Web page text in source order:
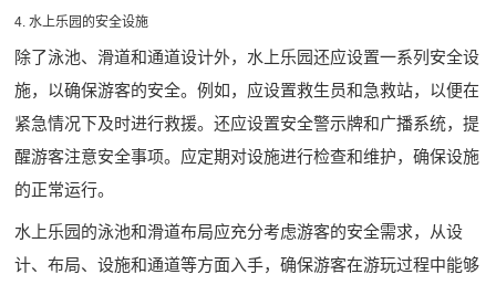
4. 水上乐园的安全设施
除了泳池、滑道和通道设计外，水上乐园还应设置一系列安全设
施，以确保游客的安全。例如，应设置救生员和急救站，以便在
紧急情况下及时进行救援。还应设置安全警示牌和广播系统，提
醒游客注意安全事项。应定期对设施进行检查和维护，确保设施
的正常运行。
水上乐园的泳池和滑道布局应充分考虑游客的安全需求，从设
计、布局、设施和通道等方面入手，确保游客在游玩过程中能够